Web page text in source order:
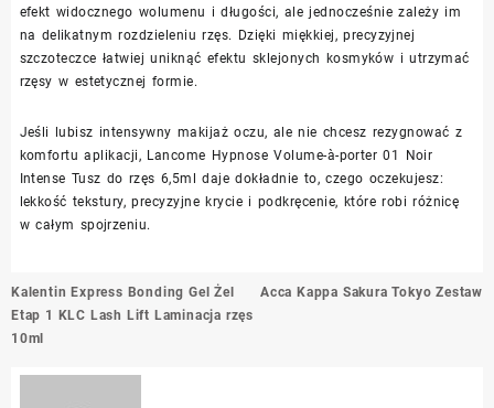
efekt widocznego wolumenu i długości, ale jednocześnie zależy im
na delikatnym rozdzieleniu rzęs. Dzięki miękkiej, precyzyjnej
szczoteczce łatwiej uniknąć efektu sklejonych kosmyków i utrzymać
rzęsy w estetycznej formie.
Jeśli lubisz intensywny makijaż oczu, ale nie chcesz rezygnować z
komfortu aplikacji, Lancome Hypnose Volume-à-porter 01 Noir
Intense Tusz do rzęs 6,5ml daje dokładnie to, czego oczekujesz:
lekkość tekstury, precyzyjne krycie i podkręcenie, które robi różnicę
w całym spojrzeniu.
Nawigacja
wpisu
Kalentin Express Bonding Gel Żel
Etap 1 KLC Lash Lift Laminacja rzęs
10ml
Acca Kappa Sakura Tokyo Zestaw